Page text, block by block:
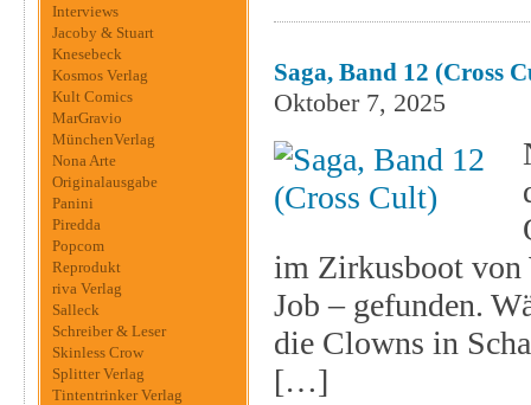
Interviews
Jacoby & Stuart
Knesebeck
Kosmos Verlag
Kult Comics
MarGravio
MünchenVerlag
Nona Arte
Originalausgabe
Panini
Piredda
Popcom
Reprodukt
riva Verlag
Salleck
Schreiber & Leser
Skinless Crow
Splitter Verlag
Tintentrinker Verlag
Saga, Band 12 (Cross
Oktober 7, 2025
im Zirkusboot von
Job – gefunden.
die Clowns in
[…]